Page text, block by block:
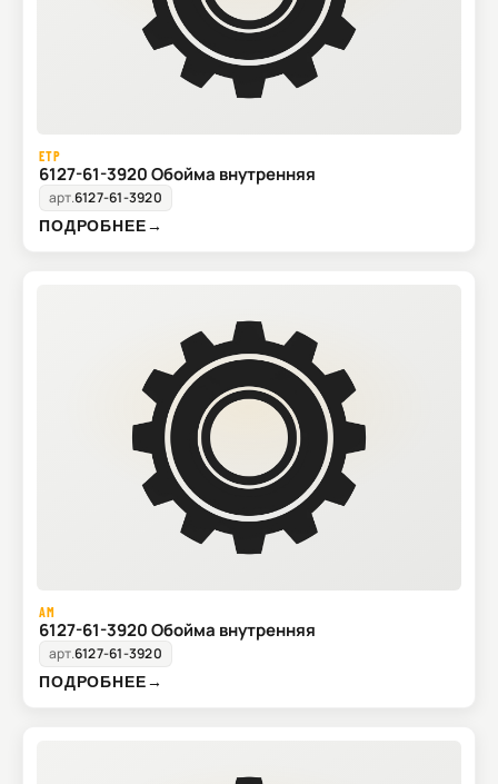
ETP
6127-61-3920 Обойма внутренняя
арт.6127-61-3920
ПОДРОБНЕЕ→
AM
6127-61-3920 Обойма внутренняя
арт.6127-61-3920
ПОДРОБНЕЕ→